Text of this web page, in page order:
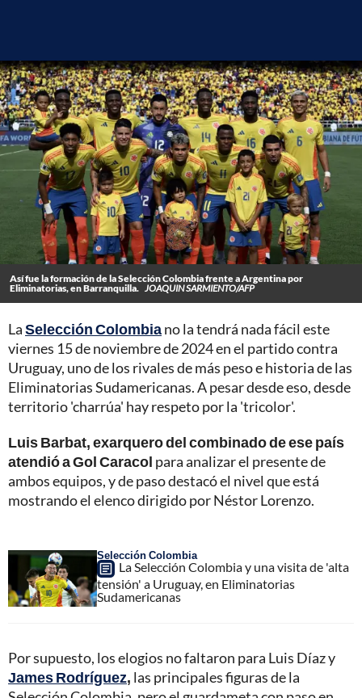
Así fue la formación de la Selección Colombia frente a Argentina por
Eliminatorias, en Barranquilla. JOAQUIN SARMIENTO/AFP
LaSelección Colombiano la tendrá nada fácil este
viernes 15 de noviembre de 2024 en el partido contra
Uruguay, uno de los rivales de más peso e historia de las
Eliminatorias Sudamericanas. A pesar desde eso, desde
territorio 'charrúa' hay respeto por la 'tricolor'.
Luis Barbat, exarquero del combinado de ese país
atendió a Gol Caracol para analizar el presente de
ambos equipos, y de paso destacó el nivel que está
mostrando el elenco dirigido por Néstor Lorenzo.
Selección Colombia
La Selección Colombia y una visita de 'alta
tensión' a Uruguay, en Eliminatorias
Sudamericanas
Por supuesto, los elogios no faltaron para Luis Díaz y
James Rodríguez, las principales figuras de la